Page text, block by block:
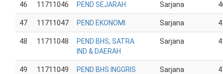
46 11711046 PEND SEJARAH Sarjana
47 11711047 PEND EKONOMI Sarjana
48 11711048
PEND BHS, SATRA
IND & DAERAH
Sarjana
49 11711049 PEND BHS INGGRIS Sarjana